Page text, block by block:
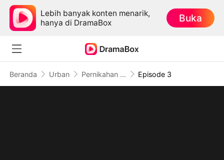
Lebih banyak konten menarik,
hanya di DramaBox
Buka
Beranda Urban Pernikahan Diakhiri Penyesalan Episode 3